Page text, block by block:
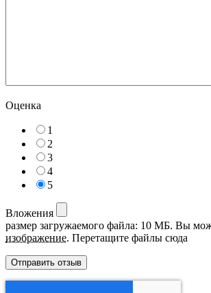
Оценка
1
2
3
4
5
Вложения
размер загружаемого файла: 10 МБ. Вы
изображение. Перетащите файлы сюда